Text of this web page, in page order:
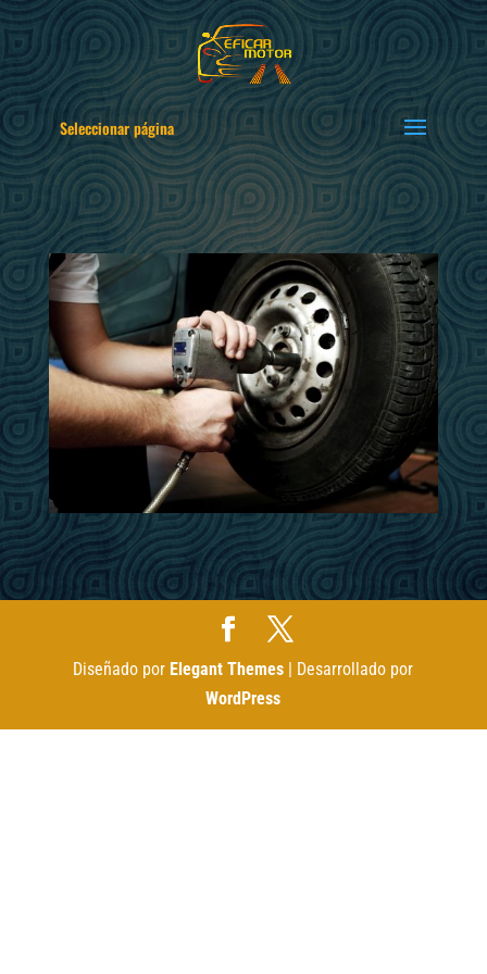
Seleccionar página
Diseñado por Elegant Themes | Desarrollado por
WordPress